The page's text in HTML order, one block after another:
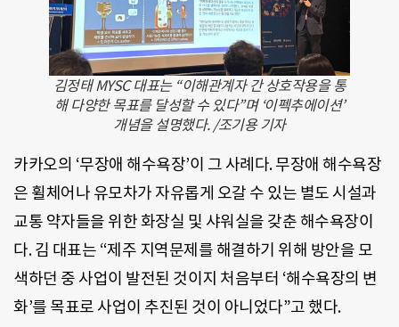
김정태 MYSC 대표는 “이해관계자 간 상호작용을 통
해 다양한 목표를 달성할 수 있다”며 ‘이펙추에이션’
개념을 설명했다. /조기용 기자
카카오의 ‘무장애 해수욕장’이 그 사례다. 무장애 해수욕장
은 휠체어나 유모차가 자유롭게 오갈 수 있는 별도 시설과
교통 약자들을 위한 화장실 및 샤워실을 갖춘 해수욕장이
다. 김 대표는 “제주 지역문제를 해결하기 위해 방안을 모
색하던 중 사업이 발전된 것이지 처음부터 ‘해수욕장의 변
화’를 목표로 사업이 추진된 것이 아니었다”고 했다.